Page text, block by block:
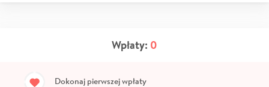
Wpłaty: 0
Dokonaj pierwszej wpłaty